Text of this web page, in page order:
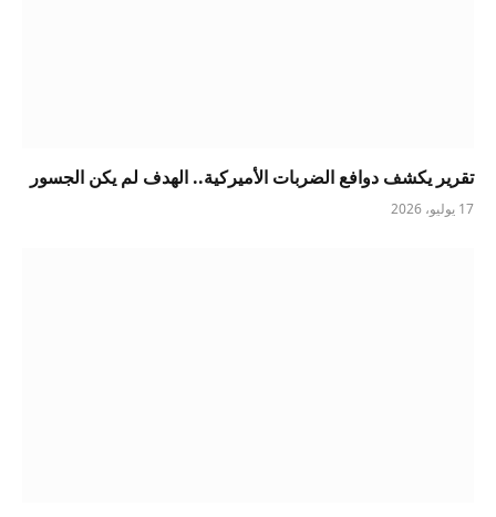
تقرير يكشف دوافع الضربات الأميركية.. الهدف لم يكن الجسور
17 يوليو، 2026